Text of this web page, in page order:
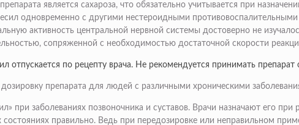
является сахароза, что обязательно учитывается при
одновременно с другими нестероидными
активность центральной нервной системы достоверно не
сопряженной с необходимостью достаточной скорости
отпускается по рецепту врача. Не рекомендуется принимать препарат
препарата для людей с различными хроническими
при заболеваниях позвоночника и суставов. Врачи назначают его
состояниях правильно. Ведь при передозировке или неправильном